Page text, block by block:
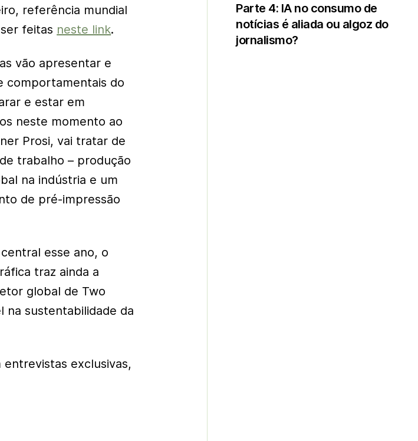
referência mundial
feitas neste link.
vão apresentar e
comportamentais do
e estar em
neste momento ao
Prosi, vai tratar de
trabalho – produção
na indústria e um
de pré-impressão
esse ano, o
traz ainda a
global de Two
na sustentabilidade da
exclusivas,
Parte 4: IA no consumo de
notícias é aliada ou algoz do
jornalismo?